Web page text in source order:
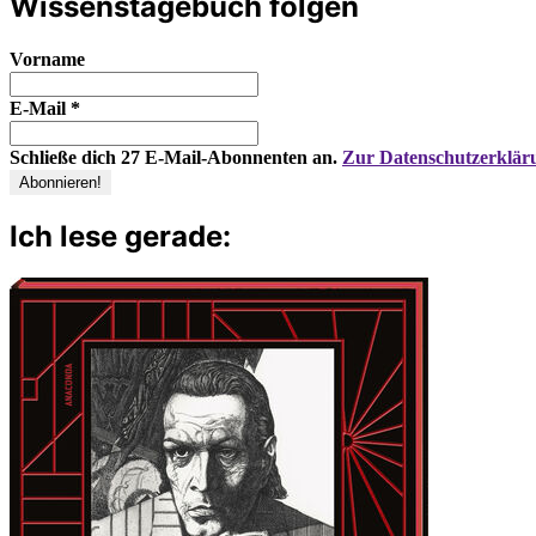
Wissenstagebuch folgen
Vorname
E-Mail *
Schließe dich 27 E-Mail-Abonnenten an. Zur
Ich lese gerade: